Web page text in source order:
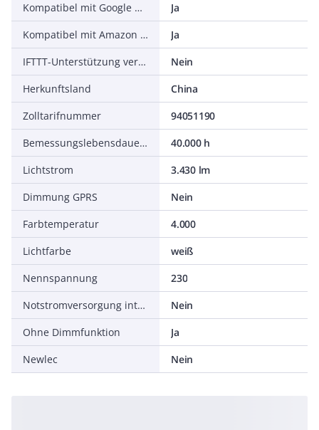
Kompatibel mit Google Assistant
Ja
Kompatibel mit Amazon Alexa
Ja
IFTTT-Unterstützung verfügbar
Nein
Herkunftsland
China
Zolltarifnummer
94051190
Bemessungslebensdauer L80/B10 bei 25 °C
40.000 h
Lichtstrom
3.430 lm
Dimmung GPRS
Nein
Farbtemperatur
4.000
Lichtfarbe
weiß
Nennspannung
230
Notstromversorgung integriert
Nein
Ohne Dimmfunktion
Ja
Newlec
Nein